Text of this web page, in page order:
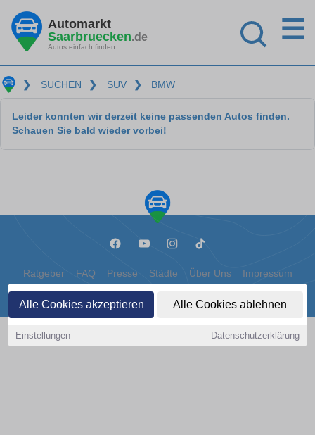
Alle Cookies akzeptieren Alle Cookies ablehnen
Einstellungen Datenschutzerklärung
Automarkt
Saarbruecken.de
Autos einfach finden
☰
❯ SUCHEN ❯ SUV ❯ BMW
Leider konnten wir derzeit keine passenden Autos finden.
Schauen Sie bald wieder vorbei!
Ratgeber FAQ Presse Städte Über Uns Impressum
Datenschutz Cookies
Copyright © 2000 - 2026 | 1A Infosysteme GmbH | Content by: 1a-sites-autos